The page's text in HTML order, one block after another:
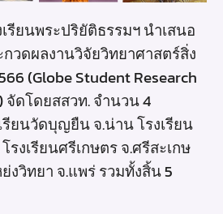
รียนพระปริยัติธรรมฯ นำเสนอ
วดผลงานวิจัยวิทยาศาสตร์สิ่ง
(Globe Student Research
จัดโดยสสวท. จำนวน 4
รียนวัดบุญยืน จ.น่าน โรงเรียน
งเรียนศรีเกษตร จ.ศรีสะเกษ
งวิทยา จ.แพร่ รวมทั้งสิ้น 5